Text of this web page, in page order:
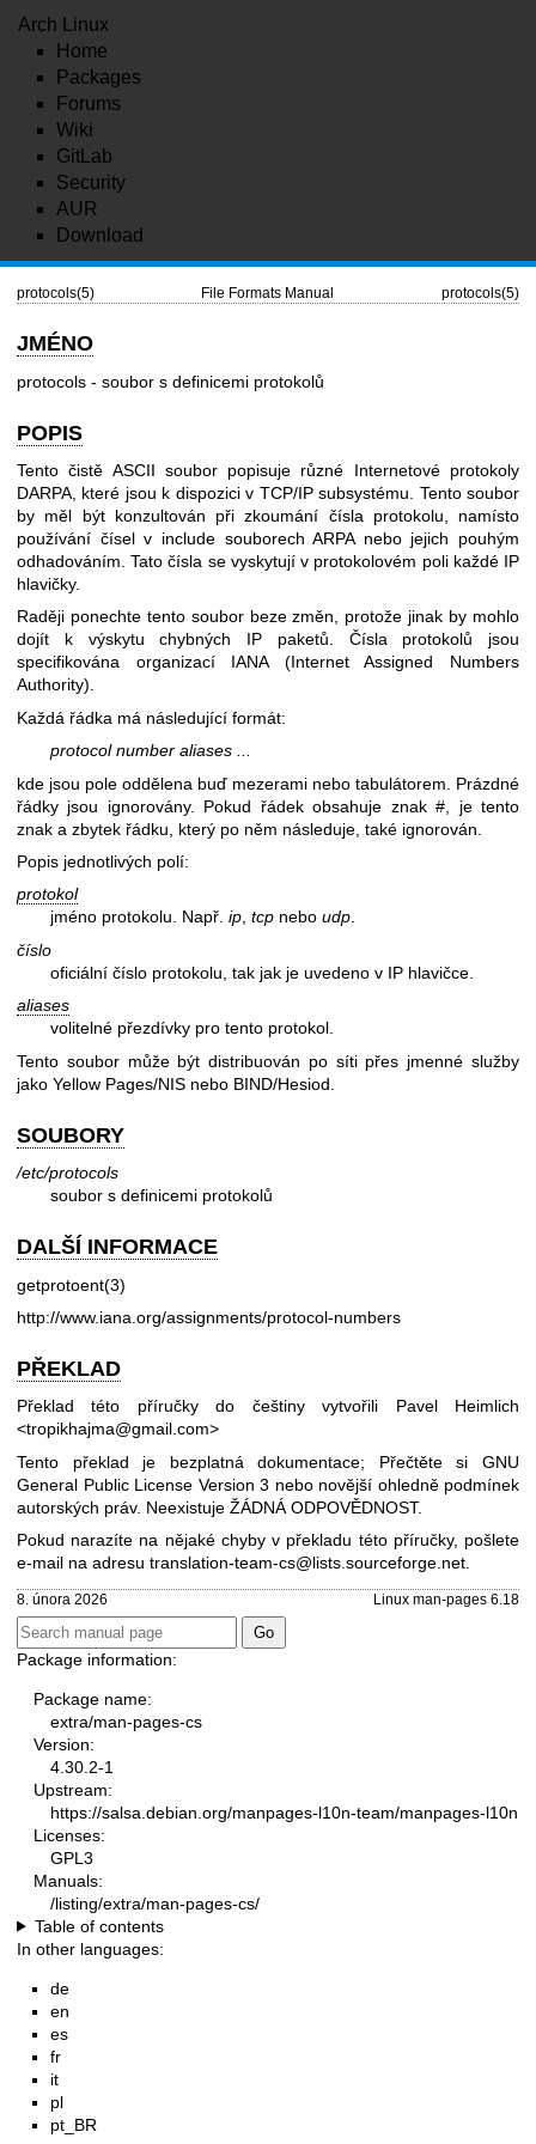
Arch Linux
Home
Packages
Forums
Wiki
GitLab
Security
AUR
Download
protocols(5) File Formats Manual protocols(5)
JMÉNO
protocols - soubor s definicemi protokolů
POPIS
Tento čistě ASCII soubor popisuje různé Internetové protokoly
DARPA, které jsou k dispozici v TCP/IP subsystému. Tento soubor
by měl být konzultován při zkoumání čísla protokolu, namísto
používání čísel v include souborech ARPA nebo jejich pouhým
odhadováním. Tato čísla se vyskytují v protokolovém poli každé IP
hlavičky.
Raději ponechte tento soubor beze změn, protože jinak by mohlo
dojít k výskytu chybných IP paketů. Čísla protokolů jsou
specifikována organizací IANA (Internet Assigned Numbers
Authority).
Každá řádka má následující formát:
protocol number aliases ...
kde jsou pole oddělena buď mezerami nebo tabulátorem. Prázdné
řádky jsou ignorovány. Pokud řádek obsahuje znak #, je tento
znak a zbytek řádku, který po něm následuje, také ignorován.
Popis jednotlivých polí:
protokol
jméno protokolu. Např. ip, tcp nebo udp.
číslo
oficiální číslo protokolu, tak jak je uvedeno v IP hlavičce.
aliases
volitelné přezdívky pro tento protokol.
Tento soubor může být distribuován po síti přes jmenné služby
jako Yellow Pages/NIS nebo BIND/Hesiod.
SOUBORY
/etc/protocols
soubor s definicemi protokolů
DALŠÍ INFORMACE
getprotoent(3)
http://www.iana.org/assignments/protocol-numbers
PŘEKLAD
Překlad této příručky do češtiny vytvořili Pavel Heimlich
<tropikhajma@gmail.com>
Tento překlad je bezplatná dokumentace; Přečtěte si GNU
General Public License Version 3 nebo novější ohledně podmínek
autorských práv. Neexistuje ŽÁDNÁ ODPOVĚDNOST.
Pokud narazíte na nějaké chyby v překladu této příručky, pošlete
e-mail na adresu translation-team-cs@lists.sourceforge.net
8. února 2026 Linux man-pages 6.18
Package information:
Package name:
extra/man-pages-cs
Version:
4.30.2-1
Upstream:
https://salsa.debian.org/manpages-l10n-team/manpages-l10n
Licenses:
GPL3
Manuals:
/listing/extra/man-pages-cs/
Table of contents
In other languages:
de
en
es
fr
it
pl
pt_BR